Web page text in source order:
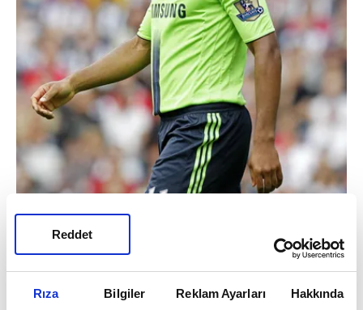
Rıza Bilgiler Reklam Ayarları Hakkında
Reddet
çalışacaksın (Fatih Terim).